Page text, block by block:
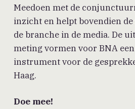
Meedoen met de
inzicht en helpt bovendien
de branche in de media. De
meting vormen voor BNA
instrument voor de
Haag.
Doe mee!